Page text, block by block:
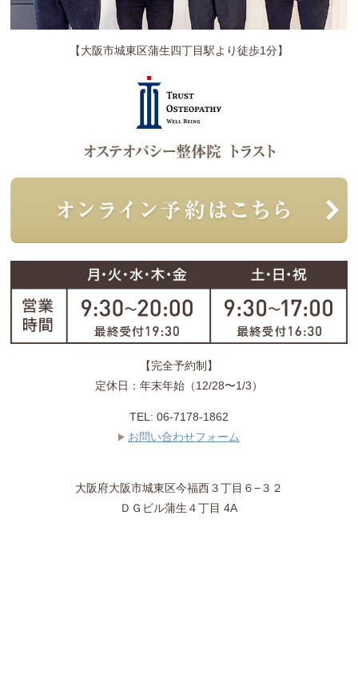
【大阪市城東区蒲生四丁目駅より徒歩1分】
【完全予約制】
定休日：年末年始（12/28〜1/3）
TEL: 06-7178-1862
お問い合わせフォーム
大阪府大阪市城東区今福西３丁目６−３２
ＤＧビル蒲生４丁目 4A